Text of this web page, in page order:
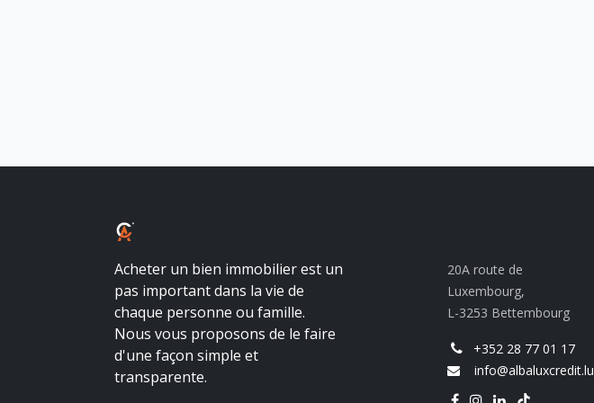
Acheter un bien immobilier est un
pas important dans la vie de
chaque personne ou famille.
Nous vous proposons de le faire
d'une façon simple et
transparente.
20A route de
Luxembourg,
L-3253 Bettembourg
+352 28 77 01 17
info@albaluxcredit.lu